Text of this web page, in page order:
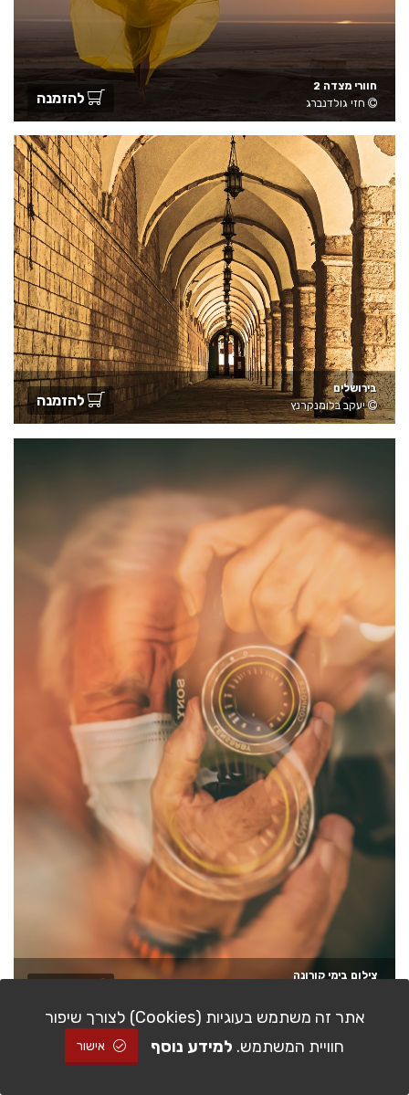
חוורי מצדה 2
חזי גולדנברג
להזמנה
בירושלים
יעקב בלומנקרנץ
להזמנה
צילום בימי קורונה
אתר זה משתמש בעוגיות (Cookies) לצורך שיפור
חוויית המשתמש. למידע נוסף